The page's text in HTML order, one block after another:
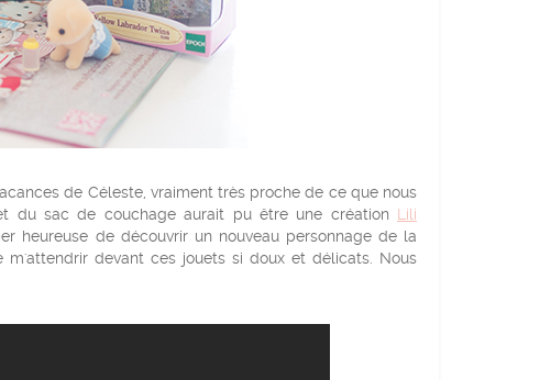
de Céleste, vraiment très proche de ce que nous
du sac de couchage aurait pu être une création Lili
heureuse de découvrir un nouveau personnage de la
m'attendrir devant ces jouets si doux et délicats. Nous